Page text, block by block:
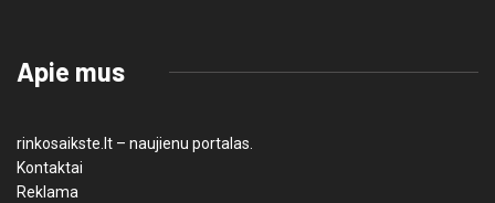
Apie mus
rinkosaikste.lt – naujienu portalas.
Kontaktai
Reklama